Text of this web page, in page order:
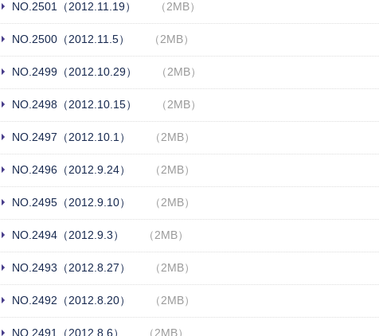
NO.2501（2012.11.19） （2MB）
NO.2500（2012.11.5） （2MB）
NO.2499（2012.10.29） （2MB）
NO.2498（2012.10.15） （2MB）
NO.2497（2012.10.1） （2MB）
NO.2496（2012.9.24） （2MB）
NO.2495（2012.9.10） （2MB）
NO.2494（2012.9.3） （2MB）
NO.2493（2012.8.27） （2MB）
NO.2492（2012.8.20） （2MB）
NO.2491（2012.8.6） （2MB）